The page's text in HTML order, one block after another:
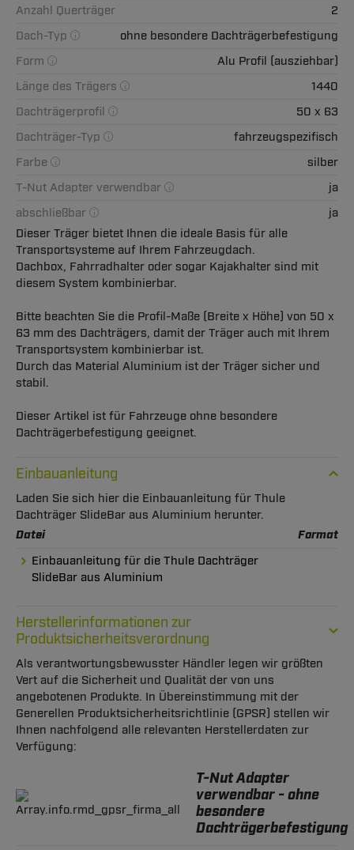
Anzahl Querträger
2
Dach-Typ
ohne besondere Dachträgerbefestigung
Form
Alu Profil (ausziehbar)
Länge des Trägers
1440
Dachträgerprofil
50 x 63
Dachträger-Typ
fahrzeugspezifisch
Farbe
silber
T-Nut Adapter verwendbar
ja
abschließbar
ja
Dieser Träger bietet Ihnen die ideale Basis für alle
Transportsysteme auf Ihrem Fahrzeugdach.
Dachbox, Fahrradhalter oder sogar Kajakhalter sind mit
diesem System kombinierbar.
Bitte beachten Sie die Profil-Maße (Breite x Höhe) von 50 x
63 mm des Dachträgers, damit der Träger auch mit Ihrem
Transportsystem kombinierbar ist.
Durch das Material Aluminium ist der Träger sicher und
stabil.
Dieser Artikel ist für Fahrzeuge ohne besondere
Dachträgerbefestigung geeignet.
Einbauanleitung
Laden Sie sich hier die Einbauanleitung für Thule
Dachträger SlideBar aus Aluminium herunter.
Datei Format
Einbauanleitung für die Thule Dachträger
SlideBar aus Aluminium
Herstellerinformationen zur
Produktsicherheitsverordnung
Als verantwortungsbewusster Händler legen wir größten
Vert auf die Sicherheit und Qualität der von uns
angebotenen Produkte. In Übereinstimmung mit der
Generellen Produktsicherheitsrichtlinie (GPSR) stellen wir
Ihnen nachfolgend alle relevanten Herstellerdaten zur
Verfügung:
T-Nut Adapter
verwendbar - ohne
besondere
Dachträgerbefestigung